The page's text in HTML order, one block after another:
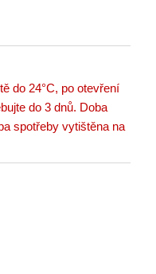
do 24°C, po otevření
do 3 dnů. Doba
spotřeby vytištěna na